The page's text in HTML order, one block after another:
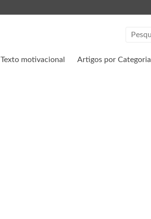
Texto motivacional Artigos por Categoria